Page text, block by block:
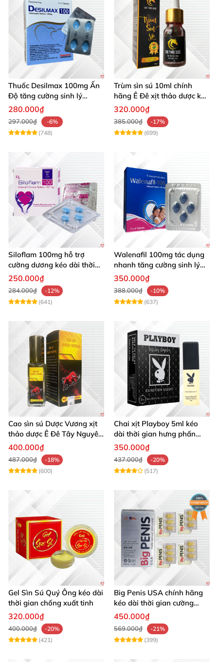
Thuốc Desilmax 100mg Ấn
Độ tăng cường sinh lý
cường dương hiệu quả
280.000₫
297.000₫
-6%
(748)
Trùm sìn sú 10ml chính
hãng Ê Đê xịt thảo dược kéo
dài quan hệ
320.000₫
385.000₫
-17%
(699)
Siloflam 100mg hỗ trợ
cường dương kéo dài thời
gian xuất tinh sớm Nam giới
250.000₫
284.000₫
-12%
(641)
Walenafil 100mg tác dụng
nhanh tăng cường sinh lý
chống xuất tinh sớm
350.000₫
388.000₫
-10%
(637)
Cao sìn sú Dược Vương xịt
thảo dược Ê Đê Tây Nguyên
chuẩn chính hãng kích thích
400.000₫
487.000₫
-18%
(600)
Chai xịt Playboy 5ml kéo
dài thời gian hưng phấn
mạnh mẽ
350.000₫
437.000₫
-20%
(517)
Gel Sìn Sú Quý Ông kéo dài
thời gian chống xuất tinh
320.000₫
400.000₫
-20%
(421)
Big Penis USA chính hãng
kéo dài thời gian cường
dương chống xuất tinh sớm
hộp 12 viên
450.000₫
569.000₫
-21%
(399)